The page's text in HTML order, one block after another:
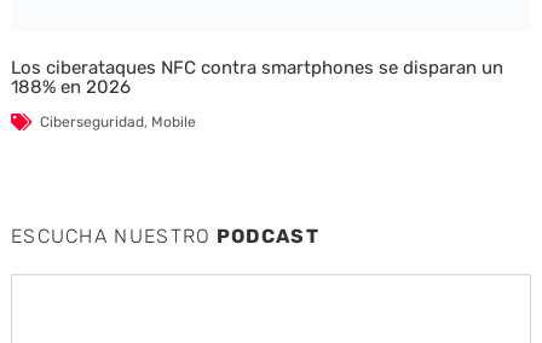
Los ciberataques NFC contra smartphones se disparan un
188% en 2026
Ciberseguridad, Mobile
ESCUCHA NUESTRO PODCAST